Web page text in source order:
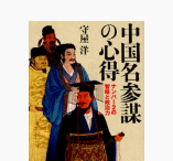
と伝えられない。
恥ずかしがり屋」
いができるように